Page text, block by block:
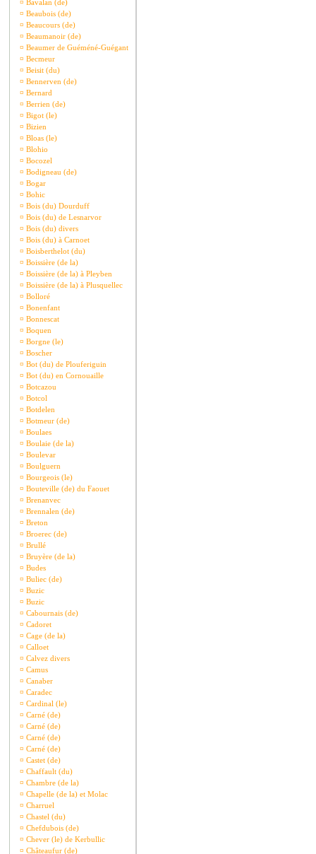
¤ Bavalan (de)
¤ Beaubois (de)
¤ Beaucours (de)
¤ Beaumanoir (de)
¤ Beaumer de Guéméné-Guégant
¤ Becmeur
¤ Beisit (du)
¤ Bennerven (de)
¤ Bernard
¤ Berrien (de)
¤ Bigot (le)
¤ Bizien
¤ Bloas (le)
¤ Blohio
¤ Bocozel
¤ Bodigneau (de)
¤ Bogar
¤ Bohic
¤ Bois (du) Dourduff
¤ Bois (du) de Lesnarvor
¤ Bois (du) divers
¤ Bois (du) à Carnoet
¤ Boisberthelot (du)
¤ Boissière (de la)
¤ Boissière (de la) à Pleyben
¤ Boissière (de la) à Plusquellec
¤ Bolloré
¤ Bonenfant
¤ Bonnescat
¤ Boquen
¤ Borgne (le)
¤ Boscher
¤ Bot (du) de Plouferiguin
¤ Bot (du) en Cornouaille
¤ Botcazou
¤ Botcol
¤ Botdelen
¤ Botmeur (de)
¤ Boulaes
¤ Boulaie (de la)
¤ Boulevar
¤ Boulguern
¤ Bourgeois (le)
¤ Bouteville (de) du Faouet
¤ Brenanvec
¤ Brennalen (de)
¤ Breton
¤ Broerec (de)
¤ Brullé
¤ Bruyère (de la)
¤ Budes
¤ Buliec (de)
¤ Buzic
¤ Buzic
¤ Cabournais (de)
¤ Cadoret
¤ Cage (de la)
¤ Calloet
¤ Calvez divers
¤ Camus
¤ Canaber
¤ Caradec
¤ Cardinal (le)
¤ Carné (de)
¤ Carné (de)
¤ Carné (de)
¤ Carné (de)
¤ Castet (de)
¤ Chaffault (du)
¤ Chambre (de la)
¤ Chapelle (de la) et Molac
¤ Charruel
¤ Chastel (du)
¤ Chefdubois (de)
¤ Chever (le) de Kerbullic
¤ Châteaufur (de)